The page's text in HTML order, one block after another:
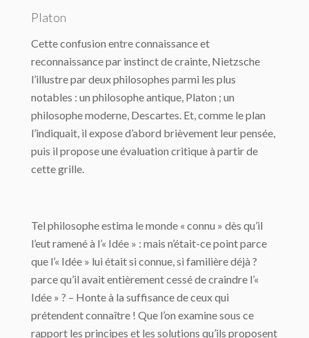
Platon
Cette confusion entre connaissance et
reconnaissance par instinct de crainte, Nietzsche
l’illustre par deux philosophes parmi les plus
notables : un philosophe antique, Platon ; un
philosophe moderne, Descartes. Et, comme le plan
l’indiquait, il expose d’abord brièvement leur pensée,
puis il propose une évaluation critique à partir de
cette grille.
Tel philosophe estima le monde « connu » dès qu’il
l’eut ramené à l’« Idée » : mais n’était-ce point parce
que l’« Idée » lui était si connue, si familière déjà ?
parce qu’il avait entièrement cessé de craindre l’«
Idée » ? – Honte à la suffisance de ceux qui
prétendent connaître ! Que l’on examine sous ce
rapport les principes et les solutions qu’ils proposent